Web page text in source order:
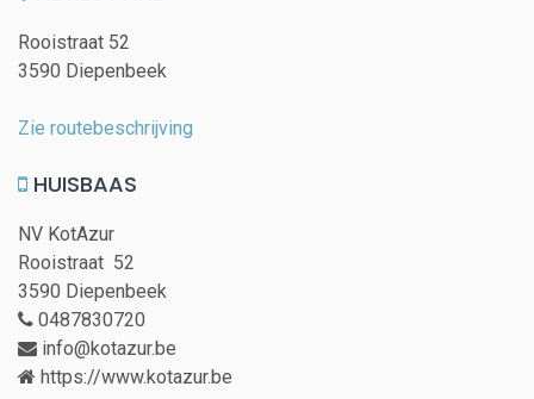
Rooistraat 52
3590 Diepenbeek
Zie routebeschrijving
HUISBAAS
NV KotAzur
Rooistraat 52
3590 Diepenbeek
0487830720
info@kotazur.be
https://www.kotazur.be